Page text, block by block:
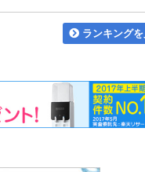
ランキング